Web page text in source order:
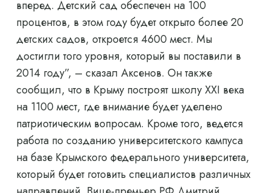
вперед. Детский сад обеспечен на 100
процентов, в этом году будет открыто более 20
детских садов, откроется 4600 мест. Мы
достигли того уровня, который вы поставили в
2014 году”, – сказал Аксенов. Он также
сообщил, что в Крыму построят школу XXI века
на 1100 мест, где внимание будет уделено
патриотическим вопросам. Кроме того, ведется
работа по созданию университетского кампуса
на базе Крымского федерального университета,
который будет готовить специалистов различных